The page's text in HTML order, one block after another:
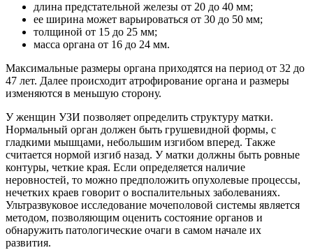
длина предстательной железы от 20 до 40 мм;
ее ширина может варьироваться от 30 до 50 мм;
толщиной от 15 до 25 мм;
масса органа от 16 до 24 мм.
Максимальные размеры органа приходятся на период от 32 до
47 лет. Далее происходит атрофирование органа и размеры
изменяются в меньшую сторону.
У женщин УЗИ позволяет определить структуру матки.
Нормальный орган должен быть грушевидной формы, с
гладкими мышцами, небольшим изгибом вперед. Также
считается нормой изгиб назад. У матки должны быть ровные
контуры, четкие края. Если определяется наличие
неровностей, то можно предположить опухолевые процессы,
нечетких краев говорит о воспалительных заболеваниях.
Ультразвуковое исследование мочеполовой системы является
методом, позволяющим оценить состояние органов и
обнаружить патологические очаги в самом начале их
развития.